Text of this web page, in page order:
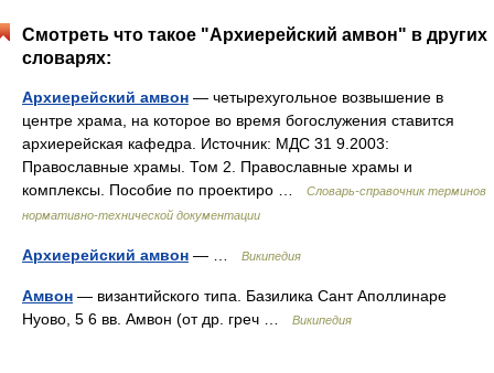
Смотреть что такое "Архиерейский амвон" в других
словарях:
Архиерейский амвон — четырехугольное возвышение в
центре храма, на которое во время богослужения ставится
архиерейская кафедра. Источник: МДС 31 9.2003:
Православные храмы. Том 2. Православные храмы и
комплексы. Пособие по проектиро …
Словарь-справочник терминов
нормативно-технической документации
Архиерейский амвон — … Википедия
Амвон — византийского типа. Базилика Сант Аполлинаре
Нуово, 5 6 вв. Амвон (от др. греч …
Википедия